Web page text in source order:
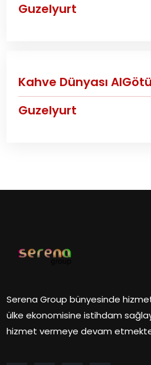
Guzelyurt
Kahve Dünyası
Guzelyurt
Serena Group bünyesinde
ülke ekonomisine istihdam
hizmet vermeye devam